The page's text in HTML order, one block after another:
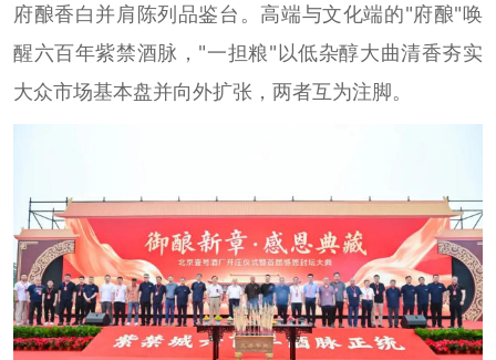
府酿香白并肩陈列品鉴台。高端与文化端的"府酿"唤
醒六百年紫禁酒脉，"一担粮"以低杂醇大曲清香夯实
大众市场基本盘并向外扩张，两者互为注脚。